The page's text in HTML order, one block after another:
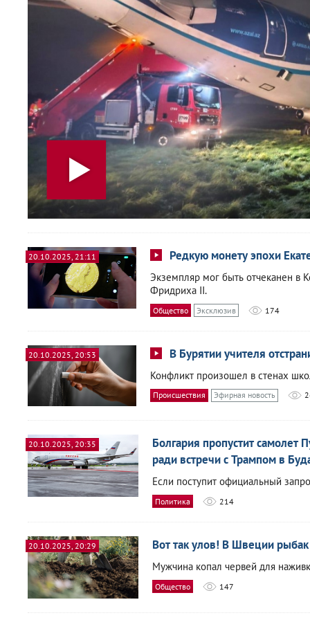
20.10.2025, 21:11 Редкую монету эпохи
Экземпляр мог быть отчеканен в
Фридриха II.
Общество Эксклюзив 174
20.10.2025, 20:53 В Бурятии учителя
Конфликт произошел в стенах
Происшествия Эфирная новость
20.10.2025, 20:35
Болгария пропустит самолет
ради встречи с Трампом в
Если поступит официальный
Политика 214
20.10.2025, 20:29 Вот так улов! В Швеции
Мужчина копал червей для
Общество 147